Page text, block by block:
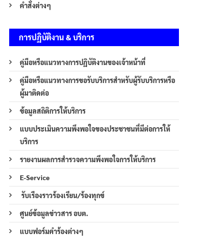
คำสั่งต่างๆ
การปฏิบัติงาน & บริการ
คู่มือหรือแนวทางการปฏิบัติงานของเจ้าหน้าที่
คู่มือหรือแนวทางการขอรับบริการสำหรับผู้รับบริการหรือ
ผู้มาติดต่อ
ข้อมูลสถิติการให้บริการ
แบบประเมินความพึงพอใจของประชาชนที่มีต่อการให้
บริการ
รายงานผลการสำรวจความพึงพอใจการให้บริการ
E-Service
รับเรืองราวร้องเรียน/ร้องทุกข์
ศูนย์ข้อมูลข่าวสาร อบต.
แบบฟอร์มคำร้องต่างๆ